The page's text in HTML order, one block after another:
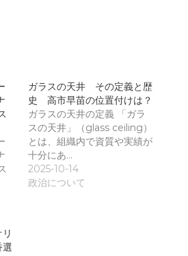
ガラスの天井 その定義と歴
史 高市早苗の位置付けは？
ガラスの天井の定義 「ガラ
スの天井」（glass ceiling）
とは、組織内で資質や実績が
十分にあ…
2025-10-14
政治について
選